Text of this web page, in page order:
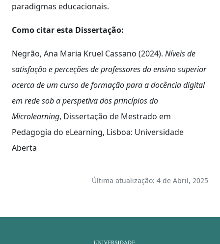
paradigmas educacionais.
Como citar esta Dissertação:
Negrão, Ana Maria Kruel Cassano (2024). Níveis de
satisfação e perceções de professores do ensino superior
acerca de um curso de formação para a docência digital
em rede sob a perspetiva dos princípios do
Microlearning, Dissertação de Mestrado em
Pedagogia do eLearning, Lisboa: Universidade
Aberta
Última atualização: 4 de Abril, 2025